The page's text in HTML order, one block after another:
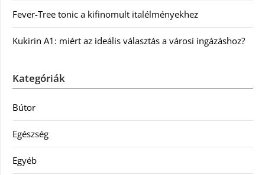
Fever-Tree tonic a kifinomult italélményekhez
Kukirin A1: miért az ideális választás a városi ingázáshoz?
Kategóriák
Bútor
Egészség
Egyéb